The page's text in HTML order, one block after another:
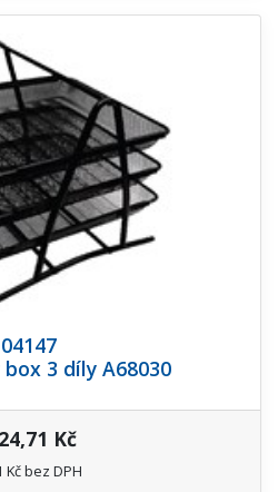
04147
3 díly A68030
Kč
Kč bez DPH